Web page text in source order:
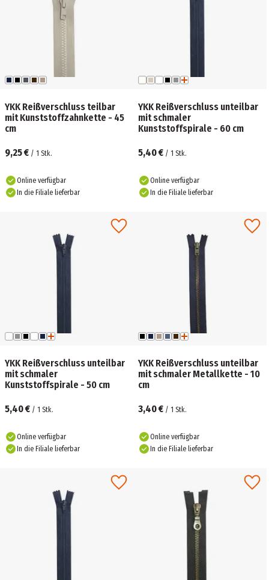
YKK Reißverschluss teilbar
mit Kunststoffzahnkette - 45
cm
9,25 € / 1 Stk.
Online verfügbar
In die Filiale lieferbar
YKK Reißverschluss unteilbar
mit schmaler
Kunststoffspirale - 60 cm
5,40 € / 1 Stk.
Online verfügbar
In die Filiale lieferbar
YKK Reißverschluss unteilbar
mit schmaler
Kunststoffspirale - 50 cm
5,40 € / 1 Stk.
Online verfügbar
In die Filiale lieferbar
YKK Reißverschluss unteilbar
mit schmaler Metallkette - 10
cm
3,40 € / 1 Stk.
Online verfügbar
In die Filiale lieferbar